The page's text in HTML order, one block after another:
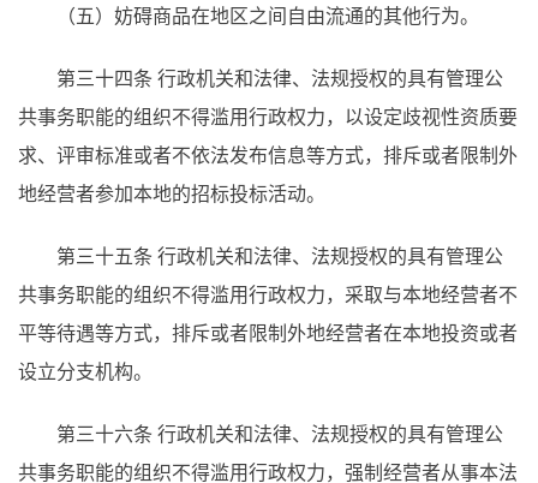
（五）妨碍商品在地区之间自由流通的其他行为。
第三十四条 行政机关和法律、法规授权的具有管理公
共事务职能的组织不得滥用行政权力，以设定歧视性资质要
求、评审标准或者不依法发布信息等方式，排斥或者限制外
地经营者参加本地的招标投标活动。
第三十五条 行政机关和法律、法规授权的具有管理公
共事务职能的组织不得滥用行政权力，采取与本地经营者不
平等待遇等方式，排斥或者限制外地经营者在本地投资或者
设立分支机构。
第三十六条 行政机关和法律、法规授权的具有管理公
共事务职能的组织不得滥用行政权力，强制经营者从事本法